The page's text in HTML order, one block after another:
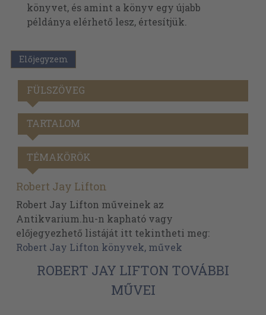
könyvet, és amint a könyv egy újabb
példánya elérhető lesz, értesítjük.
Előjegyzem
FÜLSZÖVEG
TARTALOM
TÉMAKÖRÖK
Robert Jay Lifton
Robert Jay Lifton műveinek az
Antikvarium.hu-n kapható vagy
előjegyezhető listáját itt tekintheti meg:
Robert Jay Lifton könyvek, művek
ROBERT JAY LIFTON TOVÁBBI
MŰVEI